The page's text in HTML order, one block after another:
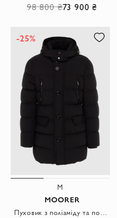
98 800 ₴73 900 ₴
-25%
M
MOORER
Пуховик з поліаміду та поліуретану чорний чоловічий